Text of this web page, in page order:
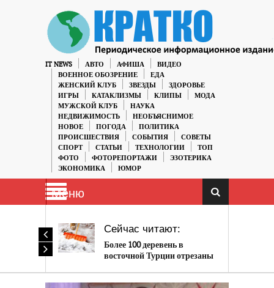
IT NEWS АВТО АФИША
ВИДЕО
ВОЕННОЕ ОБОЗРЕНИЕ
ЕДА
ЖЕНСКИЙ КЛУБ
ЗВЕЗДЫ
ЗДОРОВЬЕ
ИГРЫ
КАТАКЛИЗМЫ КЛИПЫ
МОДА
МУЖСКОЙ КЛУБ
НАУКА
НЕДВИЖИМОСТЬ
НЕОБЪЯСНИМОЕ
НОВОЕ
ПОГОДА
ПОЛИТИКА
ПРОИСШЕСТВИЯ
СОБЫТИЯ
СОВЕТЫ
СПОРТ
СТАТЬИ ТЕХНОЛОГИИ
ТОП
ФОТО
ФОТОРЕПОРТАЖИ
ЭЗОТЕРИКА
ЭКОНОМИКА
ЮМОР
Меню
Сейчас читают:
Более 100 деревень в
восточной Турции отрезаны